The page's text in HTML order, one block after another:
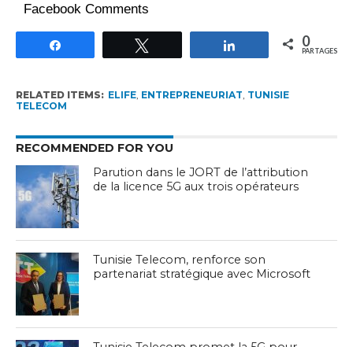
Facebook Comments
Partagez 0
PARTAGES
RELATED ITEMS: ELIFE, ENTREPRENEURIAT TUNISIE
TELECOM
RECOMMENDED FOR YOU
Parution dans le JORT de l’attribution
de la licence 5G aux trois opérateurs
Tunisie Telecom, renforce son
partenariat stratégique avec Microsoft